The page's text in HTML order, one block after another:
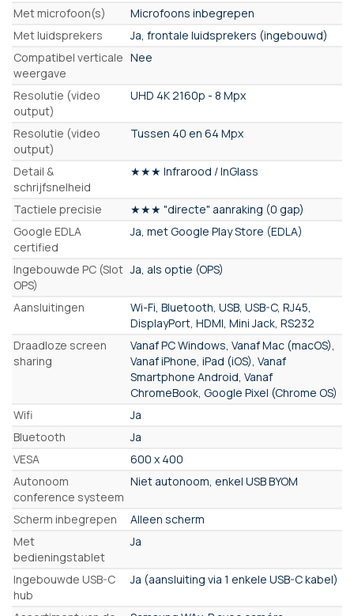
Met microfoon(s)
Microfoons inbegrepen
Met luidsprekers
Ja, frontale luidsprekers (ingebouwd)
Compatibel verticale
weergave
Nee
Resolutie (video
output)
UHD 4K 2160p - 8 Mpx
Resolutie (video
output)
Tussen 40 en 64 Mpx
Detail &
schrijfsnelheid
★★★ Infrarood / InGlass
Tactiele precisie
★★★ "directe" aanraking (0 gap)
Google EDLA
certified
Ja, met Google Play Store (EDLA)
Ingebouwde PC (Slot
OPS)
Ja, als optie (OPS)
Aansluitingen
Wi-Fi, Bluetooth, USB, USB-C, RJ45,
DisplayPort, HDMI, Mini Jack, RS232
Draadloze screen
sharing
Vanaf PC Windows, Vanaf Mac (macOS),
Vanaf iPhone, iPad (iOS), Vanaf
Smartphone Android, Vanaf
ChromeBook, Google Pixel (Chrome OS)
Wifi
Ja
Bluetooth
Ja
VESA
600 x 400
Autonoom
conference systeem
Niet autonoom, enkel USB BYOM
Scherm inbegrepen
Alleen scherm
Met
bedieningstablet
Ja
Ingebouwde USB-C
hub
Ja (aansluiting via 1 enkele USB-C kabel)